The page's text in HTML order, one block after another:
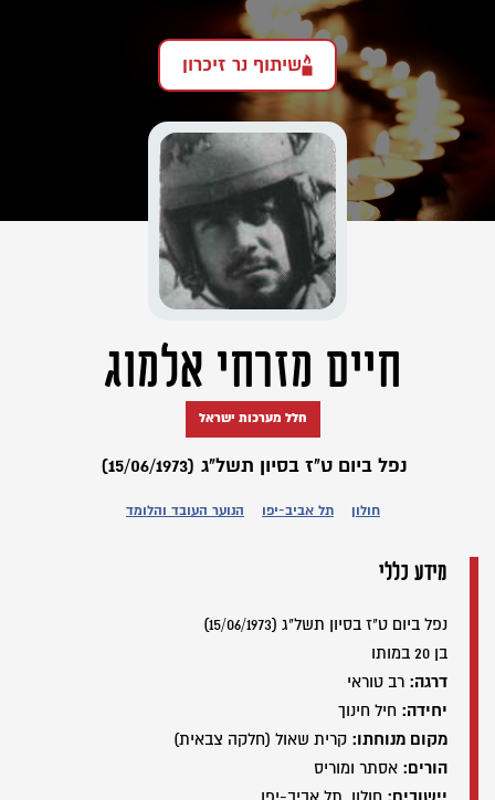
שיתוף נר זיכרון
חיים מזרחי אלמוג
חלל מערכות ישראל
נפל ביום ט"ז בסיון תשל"ג (15/06/1973)
חולון תל אביב-יפו הנוער העובד והלומד
מידע כללי
נפל ביום ט"ז בסיון תשל"ג (15/06/1973)
בן 20 במותו
דרגה: רב טוראי
יחידה: חיל חינוך
מקום מנוחתו: קרית שאול (חלקה צבאית)
הורים: אסתר ומוריס